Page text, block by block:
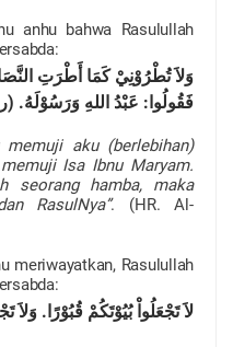
anhu bahwa Rasulullah
وَلاَ تُطْرُوْنِيْ كَمَا أَطْرَتِ
فَقُولُوا: عَبْدُ اللهِ وَرَسُوْلَهُ.
memuji aku (berlebihan)
Isa Ibnu Maryam.
seorang hamba, maka
RasulNya”. (HR. Al-
meriwayatkan, Rasulullah
لاَ تَجْعَلُواْ بُيُوْتَكُمْ قُبُوْرًا. وَلاَ